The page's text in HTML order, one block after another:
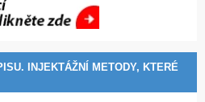
INJEKTÁŽNÍ METODY, KTERÉ